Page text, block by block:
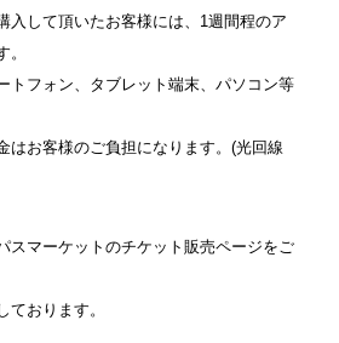
入して頂いたお客様には、1週間程のア
トフォン、タブレット端末、パソコン等
はお客様のご負担になります。(光回線
スマーケットのチケット販売ページをご
ております。